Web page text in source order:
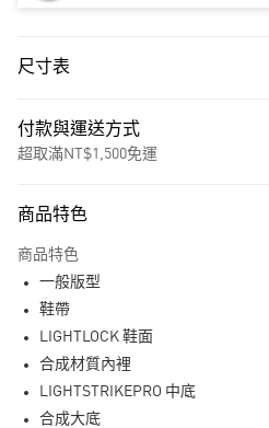
尺寸表
付款與運送方式
超取滿NT$1,500免運
LINE Pay
商品特色
商品特色
一般版型
鞋帶
LIGHTLOCK 鞋面
合成材質內裡
LIGHTSTRIKEPRO 中底
合成大底